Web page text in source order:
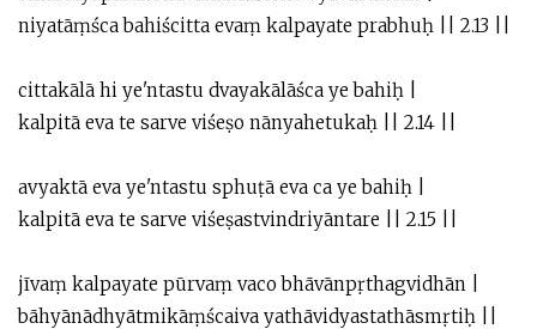
niyatāṃśca bahiścitta evaṃ kalpayate prabhuḥ || 2.13 ||
cittakālā hi ye'ntastu dvayakālāśca ye bahiḥ |
kalpitā eva te sarve viśeṣo nānyahetukaḥ || 2.14 ||
avyaktā eva ye'ntastu sphuṭā eva ca ye bahiḥ |
kalpitā eva te sarve viśeṣastvindriyāntare || 2.15 ||
jīvaṃ kalpayate pūrvaṃ vaco bhāvānpṛthagvidhān |
bāhyānādhyātmikāṃścaiva yathāvidyastathāsmṛtiḥ ||